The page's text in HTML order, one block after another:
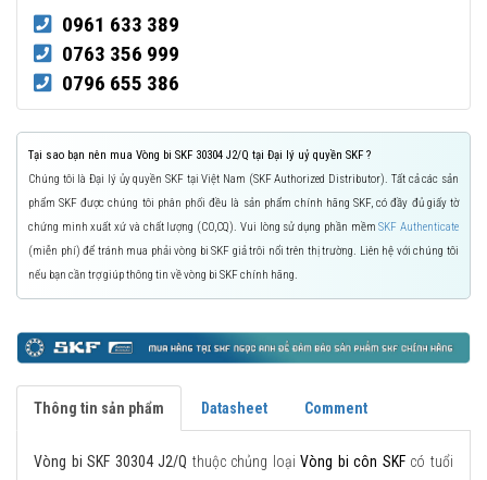
0961 633 389
0763 356 999
0796 655 386
Tại sao bạn nên mua Vòng bi SKF 30304 J2/Q tại Đại lý uỷ quyền SKF ?
Chúng tôi là Đại lý ủy quyền SKF tại Việt Nam (SKF Authorized Distributor). Tất cả các sản
phẩm SKF được chúng tôi phân phối đều là sản phẩm chính hãng SKF, có đầy đủ giấy tờ
chứng minh xuất xứ và chất lượng (CO,CQ). Vui lòng sử dụng phần mềmSKF Authenticate
(miễn phí) để tránh mua phải vòng bi SKF giả trôi nổi trên thị trường. Liên hệ với chúng tôi
nếu bạn cần trợ giúp thông tin về vòng bi SKF chính hãng.
Thông tin sản phẩm Datasheet Comment
Vòng bi SKF 30304 J2/Q thuộc chủng loạiVòng bi côn SKFcó tuổi